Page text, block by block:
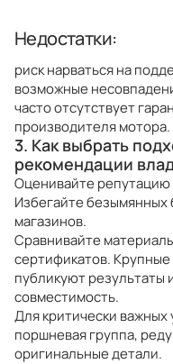
Недостатки:
риск нарваться на
возможные
часто отсутствует
производителя мотора.
3. Как выбрать
рекомендации
Оценивайте репутацию
Избегайте
магазинов.
Сравнивайте
сертификатов.
публикуют результаты
совместимость.
Для критически важных
поршневая группа,
оригинальные детали.